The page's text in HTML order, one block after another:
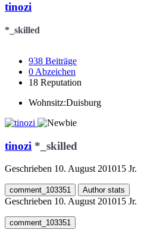
tinozi
*_skilled
938 Beiträge
0 Abzeichen
18 Reputation
Wohnsitz:Duisburg
tinozi *_skilled
Geschrieben 10. August 201015 Jr.
comment_103351 Author stats
Geschrieben 10. August 201015 Jr.
comment_103351